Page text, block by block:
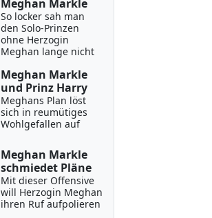
Meghan Markle
So locker sah man
den Solo-Prinzen
ohne Herzogin
Meghan lange nicht
Meghan Markle
und Prinz Harry
Meghans Plan löst
sich in reumütiges
Wohlgefallen auf
Meghan Markle
schmiedet Pläne
Mit dieser Offensive
will Herzogin Meghan
ihren Ruf aufpolieren